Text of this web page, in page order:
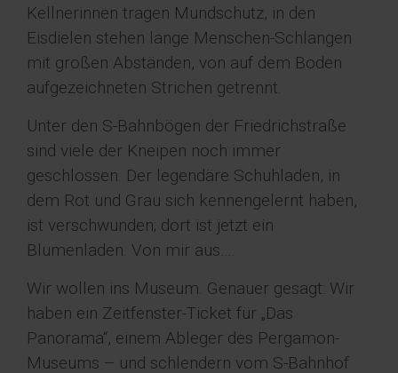
Kellnerinnen tragen Mundschutz, in den
Eisdielen stehen lange Menschen-Schlangen
mit großen Abständen, von auf dem Boden
aufgezeichneten Strichen getrennt.
Unter den S-Bahnbögen der Friedrichstraße
sind viele der Kneipen noch immer
geschlossen. Der legendäre Schuhladen, in
dem Rot und Grau sich kennengelernt haben,
ist verschwunden; dort ist jetzt ein
Blumenladen. Von mir aus….
Wir wollen ins Museum. Genauer gesagt: Wir
haben ein Zeitfenster-Ticket für „Das
Panorama“, einem Ableger des Pergamon-
Museums – und schlendern vom S-Bahnhof